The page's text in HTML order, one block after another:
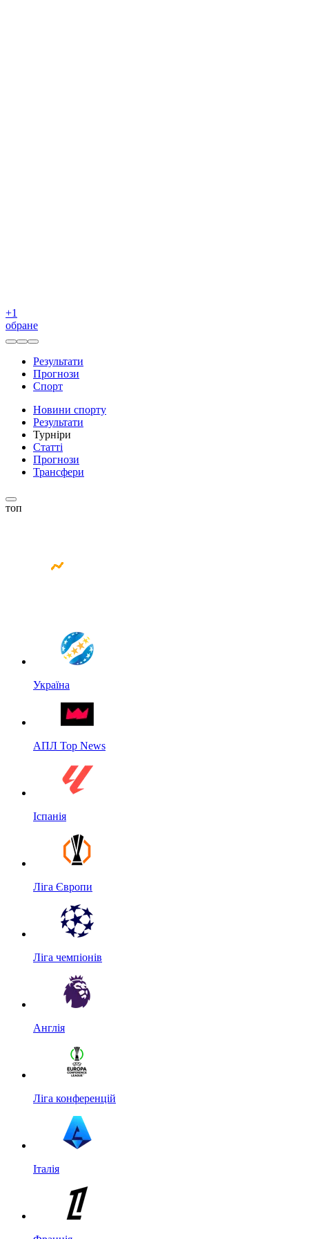
+1
обране
Результати
Прогнози
Спорт
Новини спорту
Результати
Турніри
Статті
Прогнози
Трансфери
топ
Україна
АПЛ Top News
Іспанія
Ліга Європи
Ліга чемпіонів
Англія
Ліга конференцій
Італія